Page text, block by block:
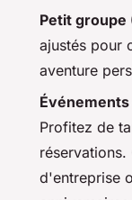
Petit groupe
ajustés pour
aventure
Profitez de
réservations.
d'entreprise